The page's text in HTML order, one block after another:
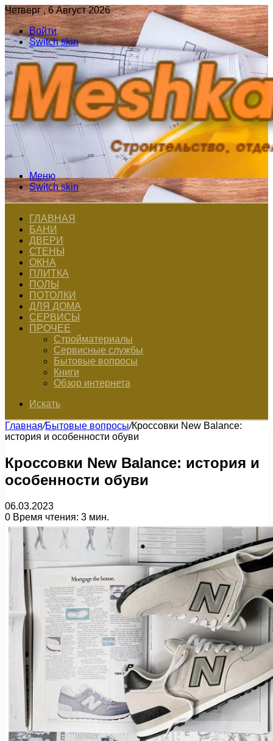
Четверг , 6 Август 2026
Войти
Switch skin
Меню
Switch skin
ГЛАВНАЯ
БАНИ
ДВЕРИ
СТЕНЫ
ОКНА
ПЛИТКА
ПОЛЫ
ПОТОЛКИ
ДЛЯ ДОМА
СЕРВИСЫ
ПРОЧЕЕ
Стройматериалы
Сервисные службы
Бытовые вопросы
Книги
Обзор интернета
Искать
Главная/Бытовые вопросы/Кроссовки New Balance:
история и особенности обуви
Кроссовки New Balance: история и
особенности обуви
06.03.2023
0 Время чтения: 3 мин.